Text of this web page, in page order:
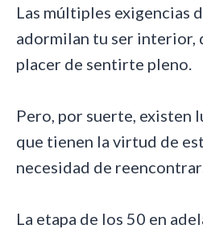
Las múltiples exigencias
adormilan tu ser interior,
placer de sentirte pleno.
Pero, por suerte, existen
que tienen la virtud de
necesidad de
La etapa de los 50 en